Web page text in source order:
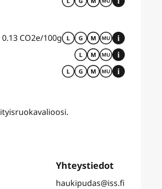
0.13 CO2e/100g
haukipudas@iss.fi